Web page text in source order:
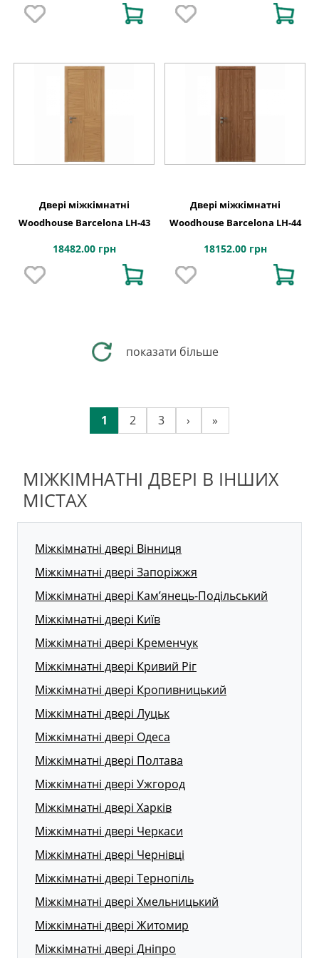
Двері міжкімнатні
Woodhouse Barcelona LH-43
18482.00 грн
Двері міжкімнатні
Woodhouse Barcelona LH-44
18152.00 грн
показати більше
1 2 3 › »
МІЖКІМНАТНІ ДВЕРІ В ІНШИХ
МІСТАХ
Міжкімнатні двері Вінниця
Міжкімнатні двері Запоріжжя
Міжкімнатні двері Кам’янець-Подільський
Міжкімнатні двері Київ
Міжкімнатні двері Кременчук
Міжкімнатні двері Кривий Ріг
Міжкімнатні двері Кропивницький
Міжкімнатні двері Луцьк
Міжкімнатні двері Одеса
Міжкімнатні двері Полтава
Міжкімнатні двері Ужгород
Міжкімнатні двері Харків
Міжкімнатні двері Черкаси
Міжкімнатні двері Чернівці
Міжкімнатні двері Тернопіль
Міжкімнатні двері Хмельницький
Міжкімнатні двері Житомир
Міжкімнатні двері Дніпро